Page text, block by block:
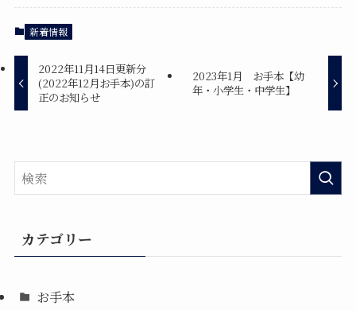
新着情報
2022年11月14日更新分
(2022年12月お手本)の訂
正のお知らせ
2023年1月 お手本【幼
年・小学生・中学生】
カテゴリー
お手本